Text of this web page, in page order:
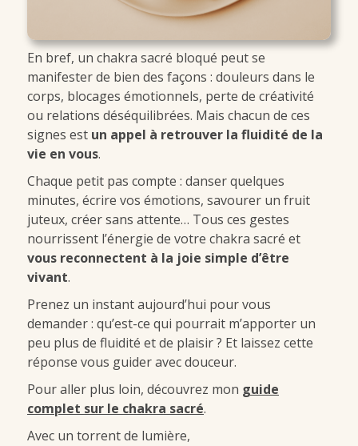
En bref, un chakra sacré bloqué peut se
manifester de bien des façons : douleurs dans le
corps, blocages émotionnels, perte de créativité
ou relations déséquilibrées. Mais chacun de ces
signes est un appel à retrouver la fluidité de la
vie en vous.
Chaque petit pas compte : danser quelques
minutes, écrire vos émotions, savourer un fruit
juteux, créer sans attente… Tous ces gestes
nourrissent l’énergie de votre chakra sacré et
vous reconnectent à la joie simple d’être
vivant.
Prenez un instant aujourd’hui pour vous
demander : qu’est-ce qui pourrait m’apporter un
peu plus de fluidité et de plaisir ? Et laissez cette
réponse vous guider avec douceur.
Pour aller plus loin, découvrez mon guide
complet sur le chakra sacré.
Avec un torrent de lumière,